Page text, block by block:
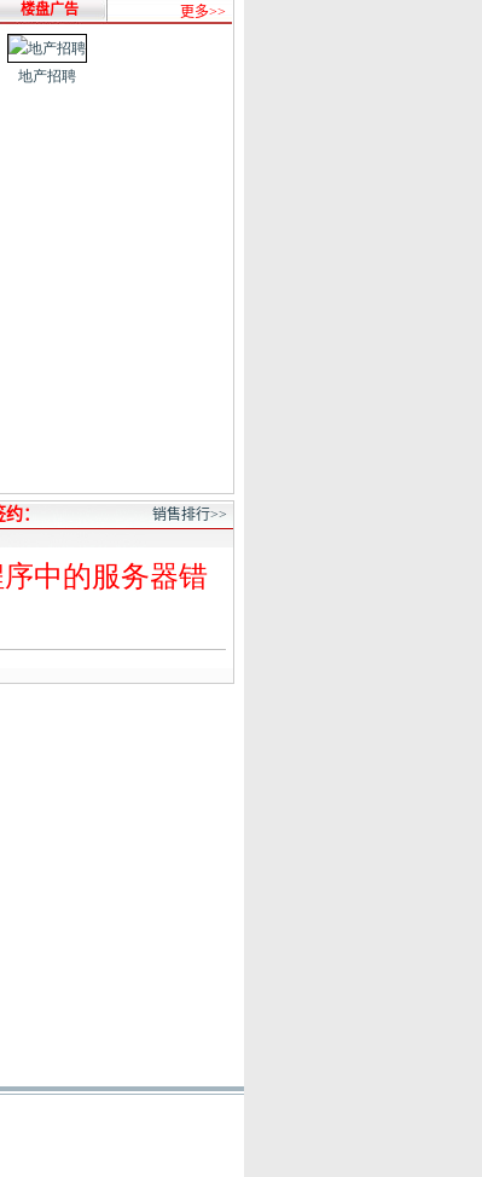
楼盘广告 更多>>
： 销售排行>>